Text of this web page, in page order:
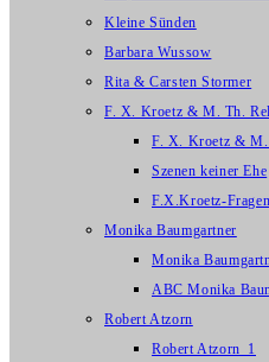
Kleine Sünden
Barbara Wussow
Rita & Carsten Stormer
F. X. Kroetz & M. Th.
F. X. Kroetz & M.
Szenen keiner Ehe
F.X.Kroetz-Fragen
Monika Baumgartner
Monika
ABC Monika
Robert Atzorn
Robert Atzorn_1